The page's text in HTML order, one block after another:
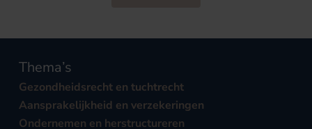
Thema’s
Gezondheidsrecht en tuchtrecht
Aansprakelijkheid en verzekeringen
Ondernemen en herstructureren